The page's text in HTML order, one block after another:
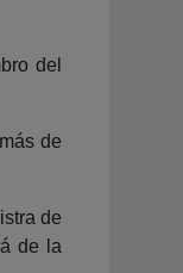
del
de
de
de la